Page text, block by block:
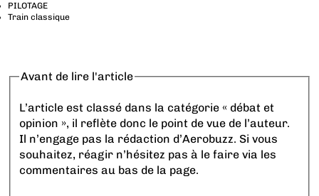
PILOTAGE
Train classique
Avant de lire l'article
L’article est classé dans la catégorie « débat et
opinion », il reflète donc le point de vue de l’auteur.
Il n’engage pas la rédaction d’Aerobuzz. Si vous
souhaitez, réagir n’hésitez pas à le faire via les
commentaires au bas de la page.